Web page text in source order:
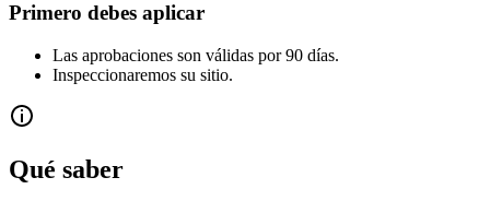
Primero debes aplicar
Las aprobaciones son válidas por 90 días.
Inspeccionaremos su sitio.
Qué saber